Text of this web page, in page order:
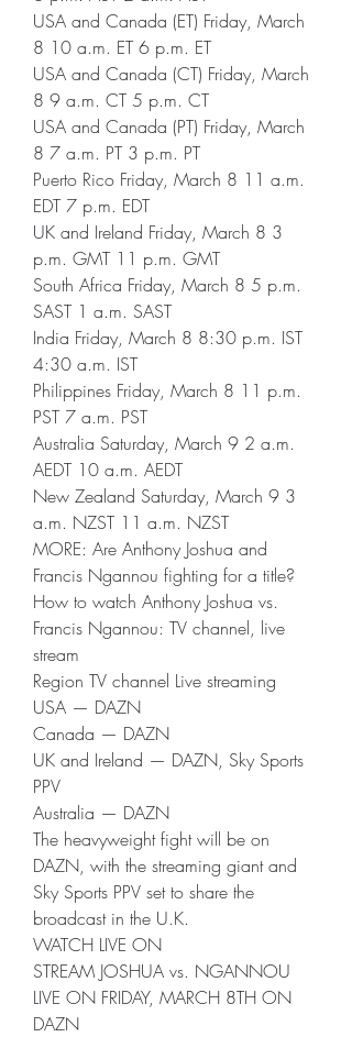
USA and Canada (ET) Friday, March
8 10 a.m. ET 6 p.m. ET
USA and Canada (CT) Friday, March
8 9 a.m. CT 5 p.m. CT
USA and Canada (PT) Friday, March
8 7 a.m. PT 3 p.m. PT
Puerto Rico Friday, March 8 11 a.m.
EDT 7 p.m. EDT
UK and Ireland Friday, March 8 3
p.m. GMT 11 p.m. GMT
South Africa Friday, March 8 5 p.m.
SAST 1 a.m. SAST
India Friday, March 8 8:30 p.m. IST
4:30 a.m. IST
Philippines Friday, March 8 11 p.m.
PST 7 a.m. PST
Australia Saturday, March 9 2 a.m.
AEDT 10 a.m. AEDT
New Zealand Saturday, March 9 3
a.m. NZST 11 a.m. NZST
MORE: Are Anthony Joshua and
Francis Ngannou fighting for a title?
How to watch Anthony Joshua vs.
Francis Ngannou: TV channel, live
stream
Region TV channel Live streaming
USA — DAZN
Canada — DAZN
UK and Ireland — DAZN, Sky Sports
PPV
Australia — DAZN
The heavyweight fight will be on
DAZN, with the streaming giant and
Sky Sports PPV set to share the
broadcast in the U.K.
WATCH LIVE ON
STREAM JOSHUA vs. NGANNOU
LIVE ON FRIDAY, MARCH 8TH ON
DAZN